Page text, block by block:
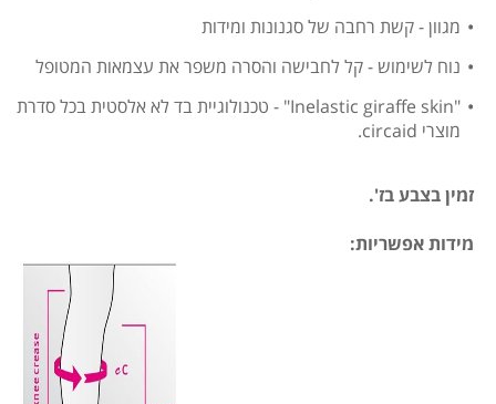
מגוון - קשת רחבה של סגנונות ומידות
נוח לשימוש - קל לחבישה והסרה משפר את עצמאות המטופל
"Inelastic giraffe skin" - טכנולוגיית בד לא אלסטית בכל סדרת
מוצרי circaid.
זמין בצבע בז'.
מידות אפשריות: